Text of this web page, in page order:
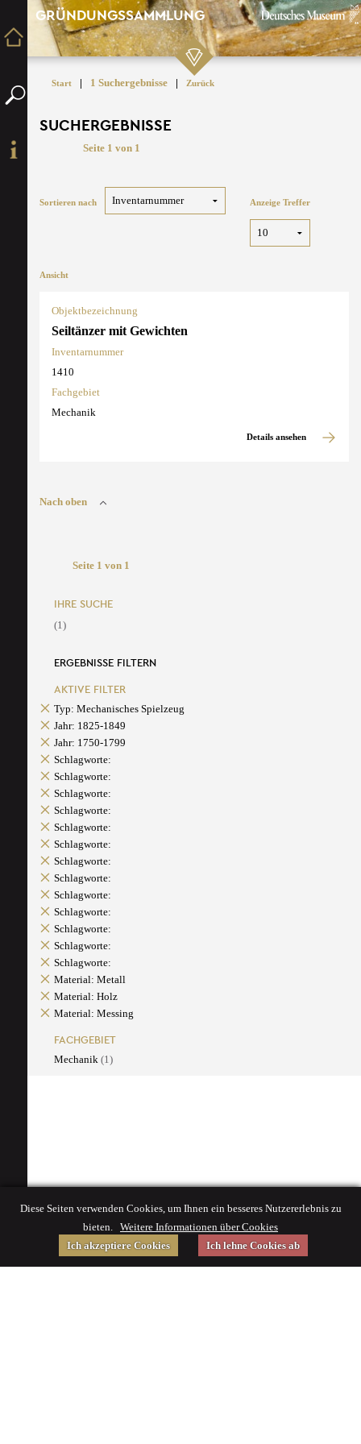
GRÜNDUNGSSAMMLUNG
Start | 1 Suchergebnisse | Zurück
SUCHERGEBNISSE
Seite 1 von 1
Sortieren nach Anzeige Treffer
Ansicht
Objektbezeichnung
Seiltänzer mit Gewichten
Inventarnummer
1410
Fachgebiet
Mechanik
Details ansehen
Nach oben
Seite 1 von 1
IHRE SUCHE
(1)
ERGEBNISSE FILTERN
AKTIVE FILTER
Typ: Mechanisches Spielzeug
Jahr: 1825-1849
Jahr: 1750-1799
Schlagworte:
Schlagworte:
Schlagworte:
Schlagworte:
Schlagworte:
Schlagworte:
Schlagworte:
Schlagworte:
Schlagworte:
Schlagworte:
Schlagworte:
Schlagworte:
Schlagworte:
Material: Metall
Material: Holz
Material: Messing
FACHGEBIET
Mechanik (1)
Diese Seiten verwenden Cookies, um Ihnen ein besseres Nutzererlebnis zu
bieten. Weitere Informationen über Cookies
Ich akzeptiere Cookies
Ich lehne Cookies ab